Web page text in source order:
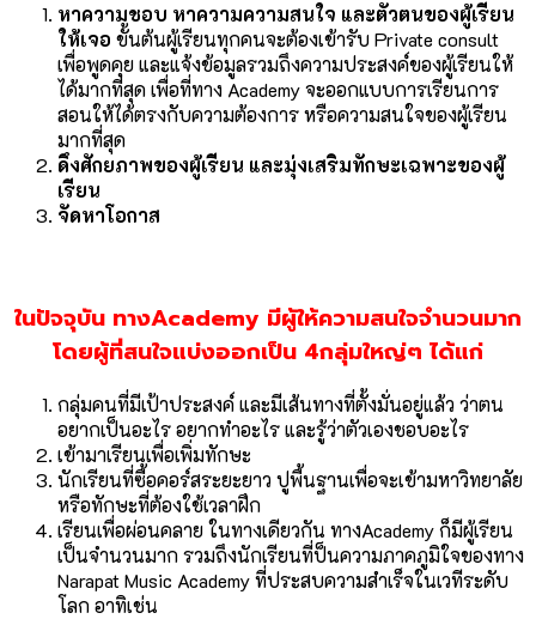
หาความชอบ หาความความสนใจ และตัวตนของผู้เรียน
ให้เจอ ขั้นต้นผู้เรียนทุกคนจะต้องเข้ารับ Private consult
เพื่อพูดคุย และแจ้งข้อมูลรวมถึงความประสงค์ของผู้เรียนให้
ได้มากที่สุด เพื่อที่ทาง Academy จะออกแบบการเรียนการ
สอนให้ได้ตรงกับความต้องการ หรือความสนใจของผู้เรียน
มากที่สุด
ดึงศักยภาพของผู้เรียน และมุ่งเสริมทักษะเฉพาะของผู้
เรียน
จัดหาโอกาส
ในปัจจุบัน ทางAcademy มีผู้ให้ความสนใจจำนวนมาก
โดยผู้ที่สนใจแบ่งออกเป็น 4กลุ่มใหญ่ๆ ได้แก่
กลุ่มคนที่มีเป้าประสงค์ และมีเส้นทางที่ตั้งมั่นอยู่แล้ว ว่าตน
อยากเป็นอะไร อยากทำอะไร และรู้ว่าตัวเองชอบอะไร
เข้ามาเรียนเพื่อเพิ่มทักษะ
นักเรียนที่ซื้อคอร์สระยะยาว ปูพื้นฐานเพื่อจะเข้ามหาวิทยาลัย
หรือทักษะที่ต้องใช้เวลาฝึก
เรียนเพื่อผ่อนคลาย ในทางเดียวกัน ทางAcademy ก็มีผู้เรียน
เป็นจำนวนมาก รวมถึงนักเรียนที่ป็นความภาคภูมิใจของทาง
Narapat Music Academy ที่ประสบความสำเร็จในเวทีระดับ
โลก อาทิเช่น